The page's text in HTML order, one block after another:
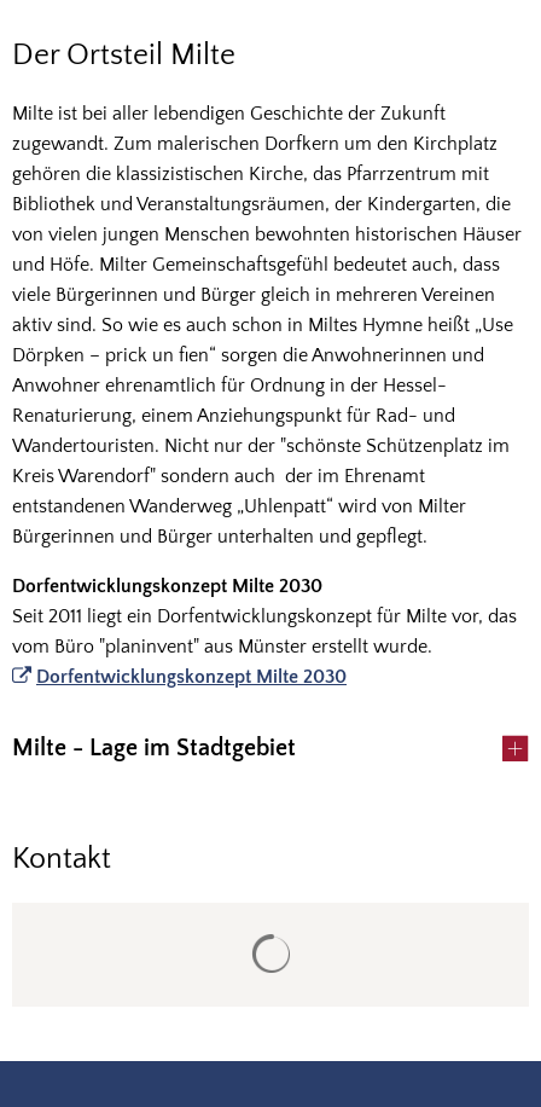
Milte
Der Ortsteil Milte
Milte ist bei aller lebendigen Geschichte der Zukunft
zugewandt. Zum malerischen Dorfkern um den Kirchplatz
gehören die klassizistischen Kirche, das Pfarrzentrum mit
Bibliothek und Veranstaltungsräumen, der Kindergarten, die
von vielen jungen Menschen bewohnten historischen Häuser
und Höfe. Milter Gemeinschaftsgefühl bedeutet auch, dass
viele Bürgerinnen und Bürger gleich in mehreren Vereinen
aktiv sind. So wie es auch schon in Miltes Hymne heißt „Use
Dörpken – prick un fien“ sorgen die Anwohnerinnen und
Anwohner ehrenamtlich für Ordnung in der Hessel-
Renaturierung, einem Anziehungspunkt für Rad- und
Wandertouristen. Nicht nur der "schönste Schützenplatz im
Kreis Warendorf" sondern auch der im Ehrenamt
entstandenen Wanderweg „Uhlenpatt“ wird von Milter
Bürgerinnen und Bürger unterhalten und gepflegt.
Dorfentwicklungskonzept Milte 2030
Seit 2011 liegt ein Dorfentwicklungskonzept für Milte vor, das
vom Büro "planinvent" aus Münster erstellt wurde.
Dorfentwicklungskonzept Milte 2030
Milte - Lage im Stadtgebiet
Kontakt